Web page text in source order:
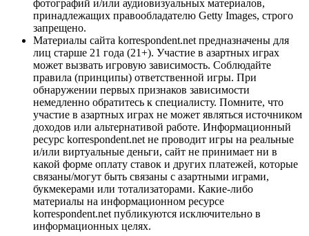
фотографий и/или аудиовизуальных материалов,
принадлежащих правообладателю Getty Images, строго
запрещено.
Материалы сайта korrespondent.net предназначены для
лиц старше 21 года (21+). Участие в азартных играх
может вызвать игровую зависимость. Соблюдайте
правила (принципы) ответственной игры. При
обнаружении первых признаков зависимости
немедленно обратитесь к специалисту. Помните, что
участие в азартных играх не может являться источником
доходов или альтернативой работе. Информационный
ресурс korrespondent.net не проводит игры на реальные
и/или виртуальные деньги, сайт не принимает ни в
какой форме оплату ставок и других платежей, которые
связаны/могут быть связаны с азартными играми,
букмекерами или тотализаторами. Какие-либо
материалы на информационном ресурсе
korrespondent.net публикуются исключительно в
информационных целях.